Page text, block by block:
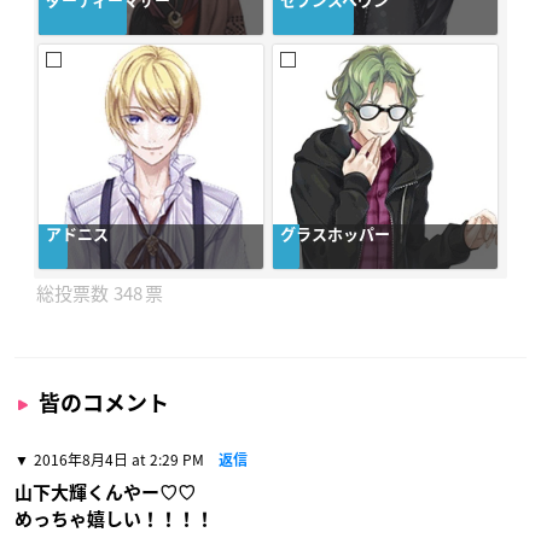
アドニス グラスホッパー
348
皆のコメント
2016年8月4日 at 2:29 PM 返信
山下大輝くんやー♡♡
めっちゃ嬉しい！！！！